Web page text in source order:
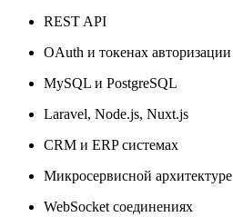
REST API
OAuth и токенах авторизации
MySQL и PostgreSQL
Laravel, Node.js, Nuxt.js
CRM и ERP системах
Микросервисной архитектуре
WebSocket соединениях